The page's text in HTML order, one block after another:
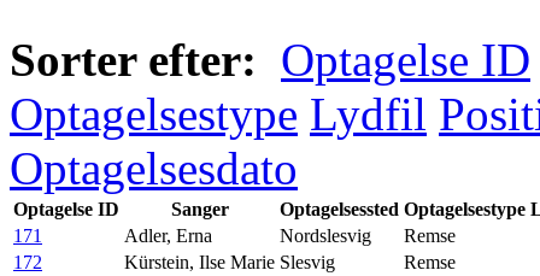
Sorter efter: Optagelse ID
Optagelsestype Lydfil
Optagelsesdato
Optagelse ID Sanger Optagelsessted Optagelsestype
171
Adler, Erna Nordslesvig
Remse
172
Kürstein, Ilse Marie Slesvig Remse